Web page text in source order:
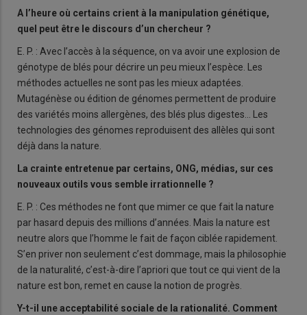
A l’heure où certains crient à la manipulation génétique,
quel peut être le discours d’un chercheur ?
E. P. : Avec l’accès à la séquence, on va avoir une explosion de
génotype de blés pour décrire un peu mieux l’espèce. Les
méthodes actuelles ne sont pas les mieux adaptées.
Mutagénèse ou édition de génomes permettent de produire
des variétés moins allergènes, des blés plus digestes... Les
technologies des génomes reproduisent des allèles qui sont
déjà dans la nature.
La crainte entretenue par certains, ONG, médias, sur ces
nouveaux outils vous semble irrationnelle ?
E. P. : Ces méthodes ne font que mimer ce que fait la nature
par hasard depuis des millions d’années. Mais la nature est
neutre alors que l’homme le fait de façon ciblée rapidement.
S’en priver non seulement c’est dommage, mais la philosophie
de la naturalité, c’est-à-dire l’apriori que tout ce qui vient de la
nature est bon, remet en cause la notion de progrès.
Y-t-il une acceptabilité sociale de la rationalité. Comment